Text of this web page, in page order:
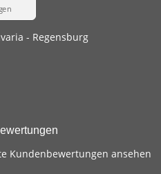
- Regensburg
Kundenbewertungen ansehen